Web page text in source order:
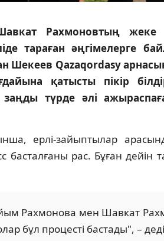
Рахмоновтың жеке
тараған әңгімелерге
Шекеев Qazaqordasy
қатысты пікір
түрде әлі
ерлі-зайыптылар
басталғаны рас. Бұған
Рахмонова мен Шавкат
бұл процесті бастады", –